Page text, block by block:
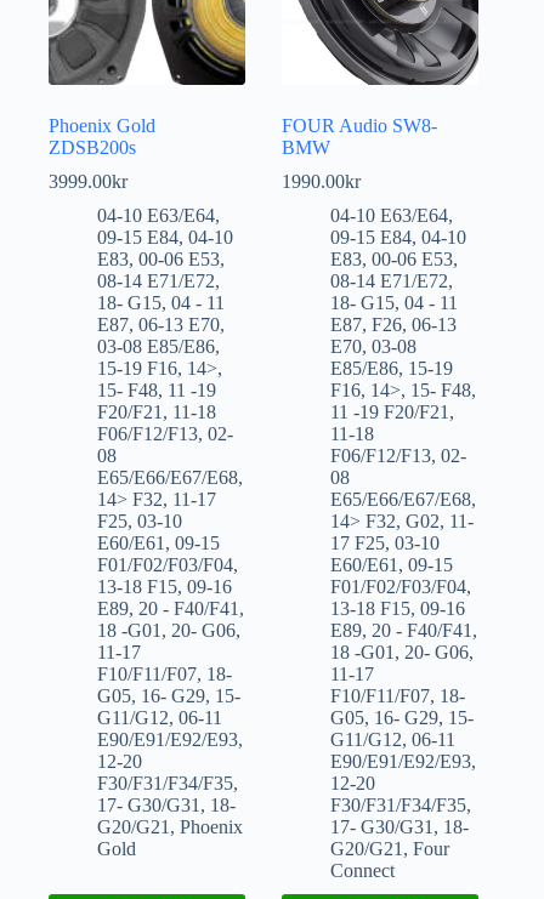
Phoenix Gold
ZDSB200s
3999.00kr
04-10 E63/E64,
09-15 E84, 04-10
E83, 00-06 E53,
08-14 E71/E72,
18- G15, 04 - 11
E87, 06-13 E70,
03-08 E85/E86,
15-19 F16, 14>,
15- F48, 11 -19
F20/F21, 11-18
F06/F12/F13, 02-
08
E65/E66/E67/E68,
14> F32, 11-17
F25, 03-10
E60/E61, 09-15
F01/F02/F03/F04,
13-18 F15, 09-16
E89, 20 - F40/F41,
18 -G01, 20- G06,
11-17
F10/F11/F07, 18-
G05, 16- G29, 15-
G11/G12, 06-11
E90/E91/E92/E93,
12-20
F30/F31/F34/F35,
17- G30/G31, 18-
G20/G21, Phoenix
Gold
FOUR Audio SW8-
BMW
1990.00kr
04-10 E63/E64,
09-15 E84,04-10
E83,00-06 E53,
08-14 E71/E72,
18- G15,04 - 11
E87,F26,06-13
E70,03-08
E85/E86, 15-19
F16, 14>, 15- F48,
11 -19 F20/F21,
11-18
F06/F12/F13,02-
08
E65/E66/E67/E68,
14> F32,G02, 11-
17 F25,03-10
E60/E61,09-15
F01/F02/F03/F04,
13-18 F15,09-16
E89,20 - F40/F41,
18 -G01,20- G06,
11-17
F10/F11/F07, 18-
G05, 16- G29, 15-
G11/G12,06-11
E90/E91/E92/E93,
12-20
F30/F31/F34/F35,
17- G30/G31, 18-
G20/G21,Four
Connect